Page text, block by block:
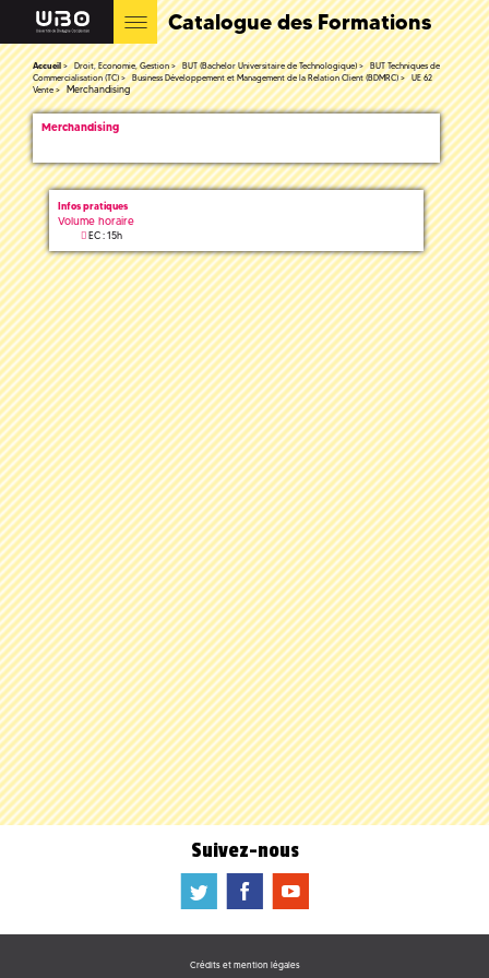
Catalogue des Formations
Accueil Droit, Economie, Gestion BUT (Bachelor Universitaire de Technologique)
BUT Techniques de
Commercialisation (TC)
Business Développement et Management de la Relation Client (BDMRC)
UE 62
Vente
Merchandising
Merchandising
Infos pratiques
Volume horaire
EC : 15h
Suivez-nous
a b f
Crédits et mention légales